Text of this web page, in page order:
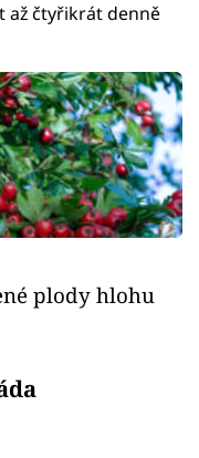
až čtyřikrát denně
plody hlohu